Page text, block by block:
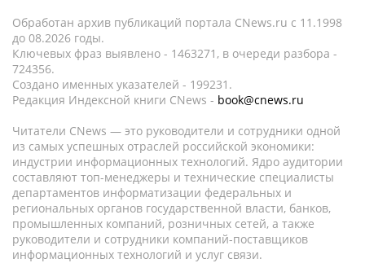
Обработан архив публикаций портала CNews.ru c 11.1998
до 08.2026 годы.
Ключевых фраз выявлено - 1463271, в очереди разбора -
724356.
Создано именных указателей - 199231.
Редакция Индексной книги CNews - book@cnews.ru
Читатели CNews — это руководители и сотрудники одной
из самых успешных отраслей российской экономики:
индустрии информационных технологий. Ядро аудитории
составляют топ-менеджеры и технические специалисты
департаментов информатизации федеральных и
региональных органов государственной власти, банков,
промышленных компаний, розничных сетей, а также
руководители и сотрудники компаний-поставщиков
информационных технологий и услуг связи.